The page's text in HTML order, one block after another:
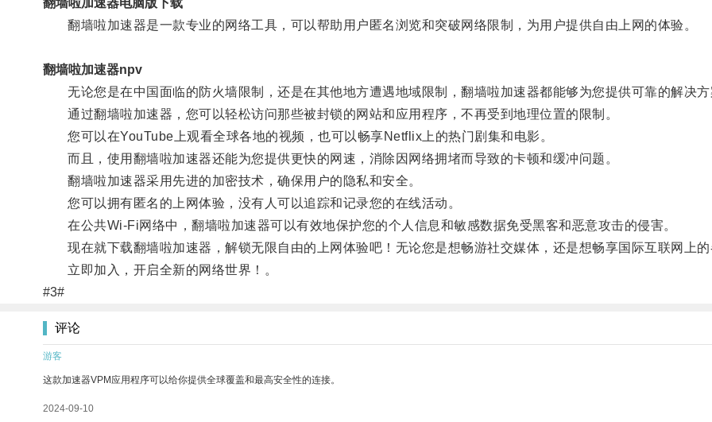
翻墙啦加速器电脑版下载
翻墙啦加速器是一款专业的网络工具，可以帮助用户匿名浏览和突破网络限制，为用户提供自由上网的体验。
翻墙啦加速器npv
无论您是在中国面临的防火墙限制，还是在其他地方遭遇地域限制，翻墙啦加速器都能够为您提供可靠的解决方
通过翻墙啦加速器，您可以轻松访问那些被封锁的网站和应用程序，不再受到地理位置的限制。
您可以在YouTube上观看全球各地的视频，也可以畅享Netflix上的热门剧集和电影。
而且，使用翻墙啦加速器还能为您提供更快的网速，消除因网络拥堵而导致的卡顿和缓冲问题。
翻墙啦加速器采用先进的加密技术，确保用户的隐私和安全。
您可以拥有匿名的上网体验，没有人可以追踪和记录您的在线活动。
在公共Wi-Fi网络中，翻墙啦加速器可以有效地保护您的个人信息和敏感数据免受黑客和恶意攻击的侵害。
现在就下载翻墙啦加速器，解锁无限自由的上网体验吧！无论您是想畅游社交媒体，还是想畅享国际互联网上的
立即加入，开启全新的网络世界！。
#3#
评论
游客
这款加速器VPM应用程序可以给你提供全球覆盖和最高安全性的连接。
2024-09-10